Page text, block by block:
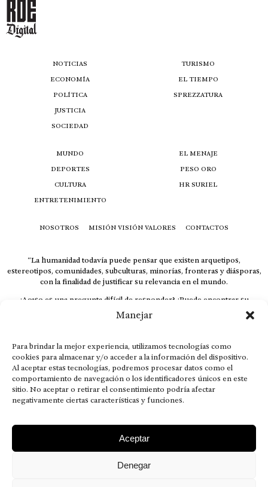
Manejar
Para brindar la mejor experiencia, utilizamos tecnologías como
cookies para almacenar y/o acceder a la información del dispositivo.
Al aceptar estas tecnologías, podremos procesar datos como el
comportamiento de navegación o los identificadores únicos en este
sitio. No aceptar o retirar el consentimiento podría afectar
negativamente ciertas características y funciones.
Aceptar
Denegar
NOTICIAS
ECONOMÍA
POLÍTICA
JUSTICIA
SOCIEDAD
TURISMO
EL TIEMPO
SPREZZATURA
MUNDO
DEPORTES
CULTURA
ENTRETENIMIENTO
EL MENAJE
PESO ORO
HR SURIEL
NOSOTROS MISIÓN VISIÓN VALORES CONTACTOS
“La humanidad todavía puede pensar que existen arquetipos,
estereotipos, comunidades, subculturas, minorías, fronteras y diásporas,
con la finalidad de justificar su relevancia en el mundo.
¿Acaso es una pregunta difícil de responder? ¿Puede encontrar su
respuesta al instante, otorgando al receptor cuestionado espacio y
velocidad suficiente para responder correctamente? De no ser así, el que
El concepto de familia no está limitado exclusivamente a la sangre; seres
que surgen en nuestro diario vivir suelen pesar más que los
emparentados. Más bien, el apego de estas dos versiones de seres
queridos mueve ideales provenientes de sus vivencias.
This is for nuestra gente.” – HRSuriel